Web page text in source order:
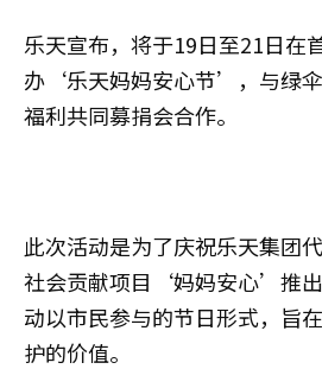
乐天宣布，将于19日至21日在
办‘乐天妈妈安心节’，与绿
福利共同募捐会合作。
此次活动是为了庆祝乐天集团
社会贡献项目‘妈妈安心’推
动以市民参与的节日形式，旨
护的价值。